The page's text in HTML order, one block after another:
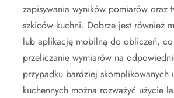
zapisywania wyników pomiarów oraz
szkiców kuchni. Dobrze jest również
lub aplikację mobilną do obliczeń, co
przeliczanie wymiarów na
przypadku bardziej skomplikowanych
kuchennych można rozważyć użycie